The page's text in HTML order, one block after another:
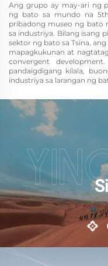
Ang grupo ay may-ari ng
ng bato sa mundo na
pribadong museo ng bato
sa industriya. Bilang isang
sektor ng bato sa Tsina,
mapagkukunan at
convergent
pandaigdigang kilala,
industriya sa larangan ng